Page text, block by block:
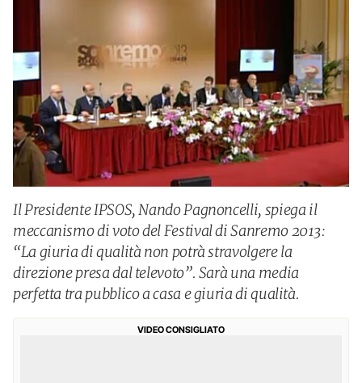
Il Presidente IPSOS, Nando Pagnoncelli, spiega il
meccanismo di voto del Festival di Sanremo 2013:
“La giuria di qualità non potrà stravolgere la
direzione presa dal televoto”. Sarà una media
perfetta tra pubblico a casa e giuria di qualità.
VIDEO CONSIGLIATO